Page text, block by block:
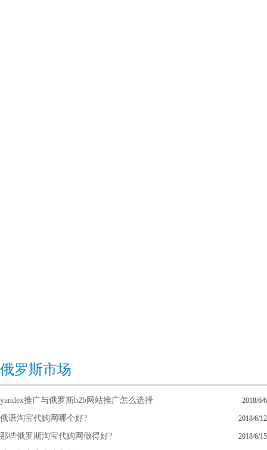
俄罗斯市场
yandex推广与俄罗斯b2b网站推广怎么选择 2018/6/6
俄语淘宝代购网哪个好? 2018/6/12
那些俄罗斯淘宝代购网做得好? 2018/6/15